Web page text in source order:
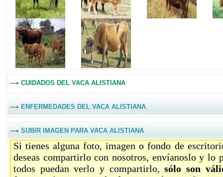
CUIDADOS DEL VACA ALISTIANA
ENFERMEDADES DEL VACA ALISTIANA
SUBIR IMAGEN PARA VACA ALISTIANA
Si tienes alguna foto, imagen o fondo de
deseas compartirlo con nosotros, envíanoslo y lo
todos puedan verlo y compartirlo,sólo son